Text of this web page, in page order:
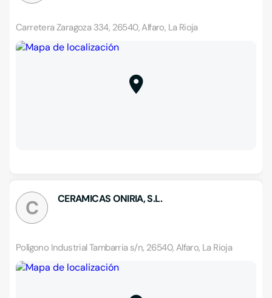
Carretera Zaragoza 334, 26540, Alfaro, La Rioja
C CERAMICAS ONIRIA, S.L.
Polígono Industrial Tambarria s/n, 26540, Alfaro, La Rioja